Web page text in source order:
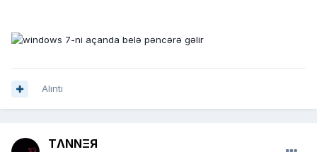
Alıntı
TΛNNΞЯ